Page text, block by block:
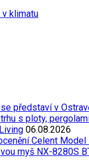
v klimatu
představí v
s ploty,
06.08.2026
Celent Model
myš NX-8280S